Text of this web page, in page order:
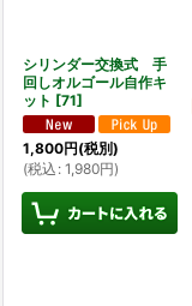
シリンダー交換式 手
回しオルゴール自作キ
ット [71]
1,800円(税別)
(税込 : 1,980円)